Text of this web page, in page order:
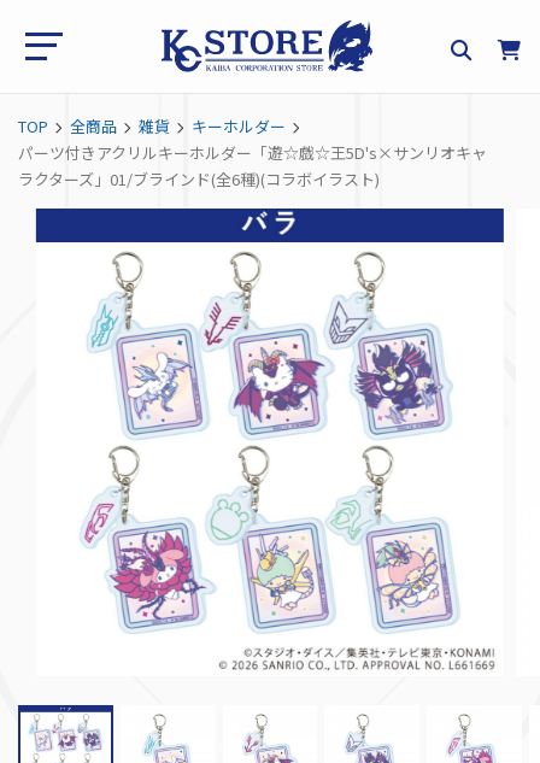
TOP 全商品 雑貨
キーホルダー
パーツ付きアクリルキーホルダー「遊☆戯☆王5D's×サンリオキャ
ラクターズ」01/ブラインド(全6種)(コラボイラスト)